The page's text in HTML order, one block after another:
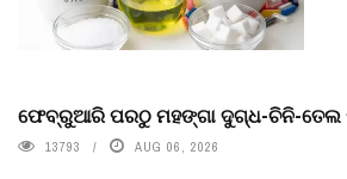
ଫେବ୍ରୁଆରି ପରଠୁ ମହଙ୍ଗା ଦୁଗ୍ଧ-ଚିନି-ତେଲ
13793 AUG 06, 2026